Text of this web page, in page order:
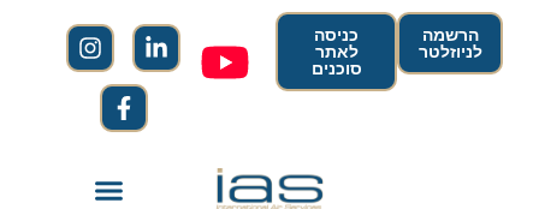
הרשמה
לניוזלטר
כניסה
לאתר
סוכנים